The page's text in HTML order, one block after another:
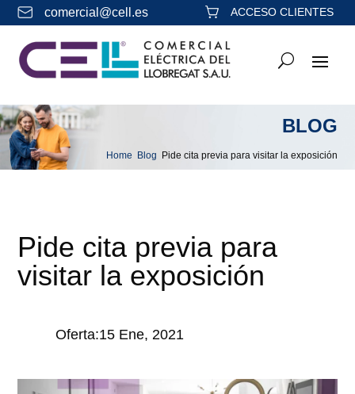
comercial@cell.es ACCESO CLIENTES
BLOG
Home &#x39;
Blog &#x39;
Pide cita previa para visitar la exposición
Pide cita previa para
visitar la exposición
Oferta:15 Ene, 2021